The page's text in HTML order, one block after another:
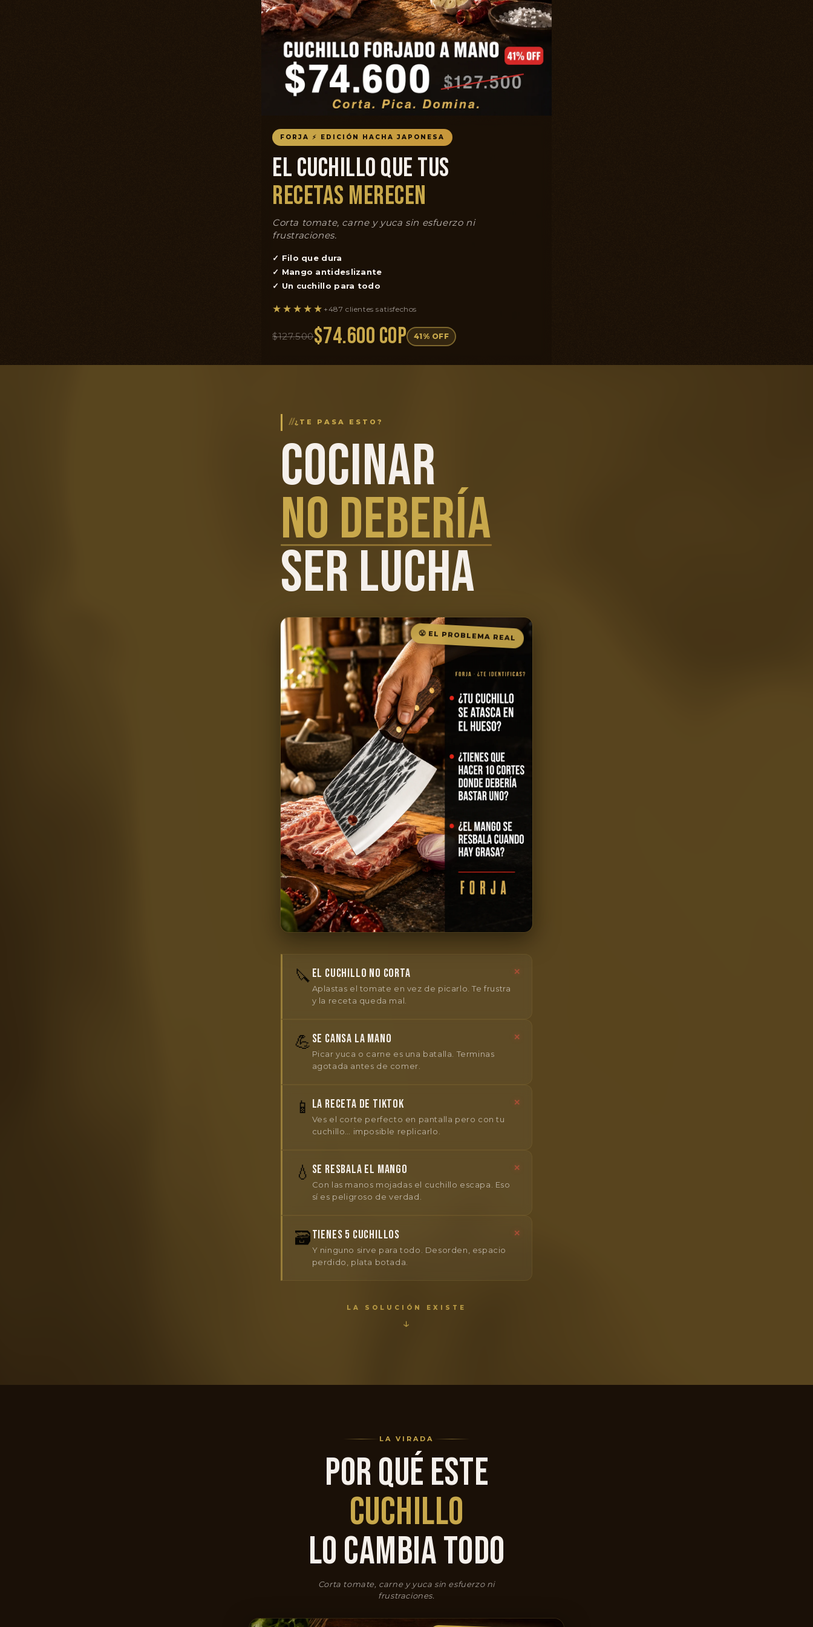
FORJA ⚡ EDICIÓN HACHA JAPONESA
EL CUCHILLO QUE TUS
RECETAS MERECEN
Corta tomate, carne y yuca sin esfuerzo ni
frustraciones.
✓ Filo que dura
✓ Mango antideslizante
✓ Un cuchillo para todo
★★★★★ +487 clientes satisfechos
$127.500$74.600 COP 41% OFF
//¿TE PASA ESTO?
COCINAR
NO DEBERÍA
SER LUCHA
😤 EL PROBLEMA REAL
🔪 EL CUCHILLO NO CORTA
Aplastas el tomate en vez de picarlo. Te frustra
y la receta queda mal.
✕
💪 SE CANSA LA MANO
Picar yuca o carne es una batalla. Terminas
agotada antes de comer.
✕
📱 LA RECETA DE TIKTOK
Ves el corte perfecto en pantalla pero con tu
cuchillo… imposible replicarlo.
✕
💧 SE RESBALA EL MANGO
Con las manos mojadas el cuchillo escapa. Eso
sí es peligroso de verdad.
✕
🗃️TIENES 5 CUCHILLOS
Y ninguno sirve para todo. Desorden, espacio
perdido, plata botada.
✕
LA SOLUCIÓN EXISTE
↓
LA VIRADA
POR QUÉ ESTE
CUCHILLO
LO CAMBIA TODO
Corta tomate, carne y yuca sin esfuerzo ni
frustraciones.